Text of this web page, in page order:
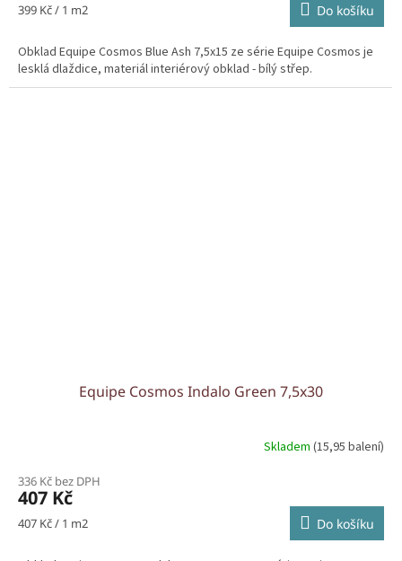
Měrná
399 Kč / 1 m2 Do košíku
Obklad Equipe Cosmos Blue Ash 7,5x15 ze série Equipe Cosmos je
lesklá dlaždice, materiál interiérový obklad - bílý střep.
Equipe Cosmos Indalo Green 7,5x30
Skladem (15,95 balení)
336 Kč bez DPH
407 Kč
Měrná
407 Kč / 1 m2 Do košíku